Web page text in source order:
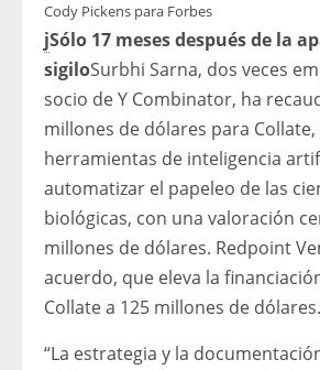
Cody Pickens para Forbes
jSólo 17 meses después de la
sigiloSurbhi Sarna, dos veces
socio de Y Combinator, ha
millones de dólares para
herramientas de inteligencia
automatizar el papeleo de las
biológicas, con una valoración
millones de dólares. Redpoint
acuerdo, que eleva la
Collate a 125 millones de dólares.
“La estrategia y la